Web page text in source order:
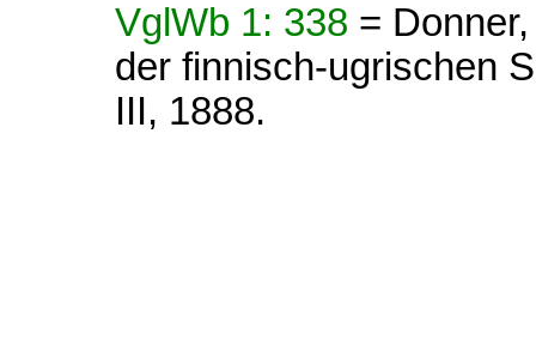
VglWb 1: 338 =
der finnisch-ugrischen
III, 1888.